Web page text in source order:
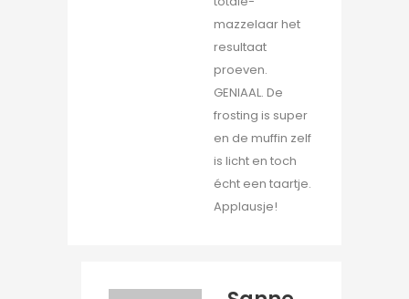
mazzelaar het
resultaat
proeven.
GENIAAL. De
frosting is super
en de muffin zelf
is licht en toch
écht een taartje.
Applausje!